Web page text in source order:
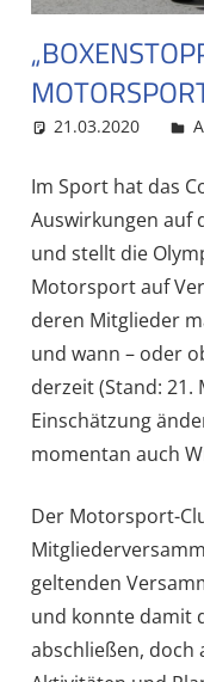
21.03.2020
Im Sport hat das
Auswirkungen auf
und stellt die
Motorsport auf
deren Mitglieder
und wann – oder
derzeit (Stand: 21.
Einschätzung
momentan auch
Der Motorsport-
geltenden
und konnte damit
abschließen, doch